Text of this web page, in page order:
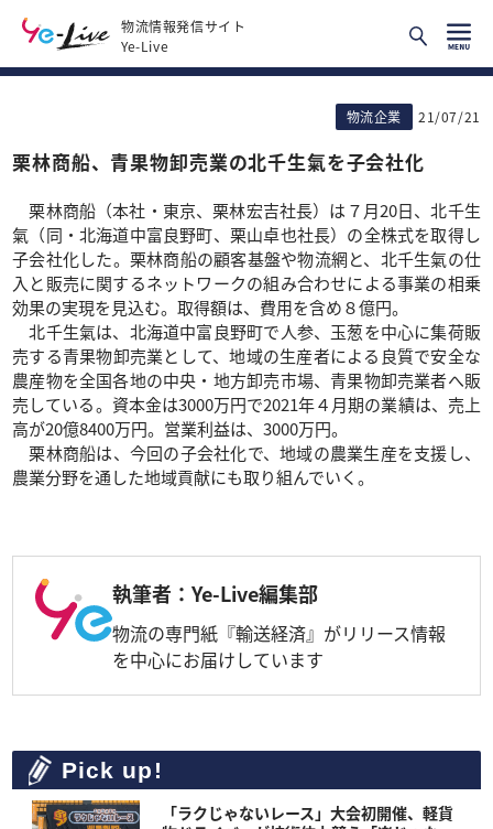
物流情報発信サイト
Ye-Live
物流企業 21/07/21
栗林商船、青果物卸売業の北千生氣を子会社化
栗林商船（本社・東京、栗林宏吉社長）は７月20日、北千生
氣（同・北海道中富良野町、栗山卓也社長）の全株式を取得し
子会社化した。栗林商船の顧客基盤や物流網と、北千生氣の仕
入と販売に関するネットワークの組み合わせによる事業の相乗
効果の実現を見込む。取得額は、費用を含め８億円。
北千生氣は、北海道中富良野町で人参、玉葱を中心に集荷販
売する青果物卸売業として、地域の生産者による良質で安全な
農産物を全国各地の中央・地方卸売市場、青果物卸売業者へ販
売している。資本金は3000万円で2021年４月期の業績は、売上
高が20億8400万円。営業利益は、3000万円。
栗林商船は、今回の子会社化で、地域の農業生産を支援し、
農業分野を通した地域貢献にも取り組んでいく。
執筆者：Ye-Live編集部
物流の専門紙『輸送経済』がリリース情報
を中心にお届けしています
Pick up!
「ラクじゃないレース」大会初開催、軽貨